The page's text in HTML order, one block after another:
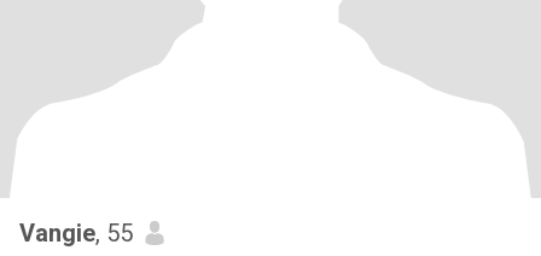
Vangie, 55